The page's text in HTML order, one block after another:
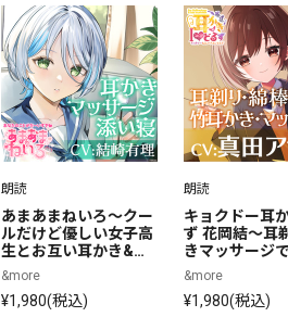
朗読
あまあまねいろ～クー
ルだけど優しい女子高
生とお互い耳かき&マ
ッサージするイケナイ
放課後～
&more
¥1,980(税込)
朗読
キョクドー耳
ず 花岡結～耳
きマッサージ
りまったりリ
タイム～【
サミ】
&more
¥1,980(税込)